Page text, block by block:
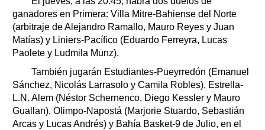
ganadores en Primera: Villa Mitre-Bahiense del Norte
(arbitraje de Alejandro Ramallo, Mauro Reyes y Juan
Matías) y Liniers-Pacífico (Eduardo Ferreyra, Lucas
Paolete y Ludmila Munz).
También jugarán Estudiantes-Pueyrredón (Emanuel
Sánchez, Nicolás Larrasolo y Camila Robles), Estrella-
L.N. Alem (Néstor Schernenco, Diego Kessler y Mauro
Guallan), Olimpo-Napostá (Marjorie Stuardo, Sebastián
Arcas y Lucas Andrés) y Bahía Basket-9 de Julio, en el